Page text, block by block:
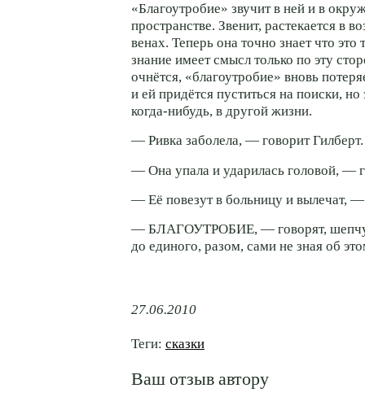
«Благоутробие» звучит в ней и в
пространстве. Звенит, растекается в
венах. Теперь она точно знает что это
знание имеет смысл только по эту
очнётся, «благоутробие» вновь
и ей придётся пуститься на поиски, но
когда-нибудь, в другой жизни.
— Ривка заболела, — говорит Гилберт.
— Она упала и ударилась головой, —
— Её повезут в больницу и вылечат,
— БЛАГОУТРОБИЕ, — говорят,
до единого, разом, сами не зная об
27.06.2010
Теги: сказки
Ваш отзыв автору